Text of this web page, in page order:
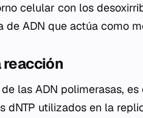
celular con los
ADN que actúa como
las ADN polimerasas,
dNTP utilizados en la